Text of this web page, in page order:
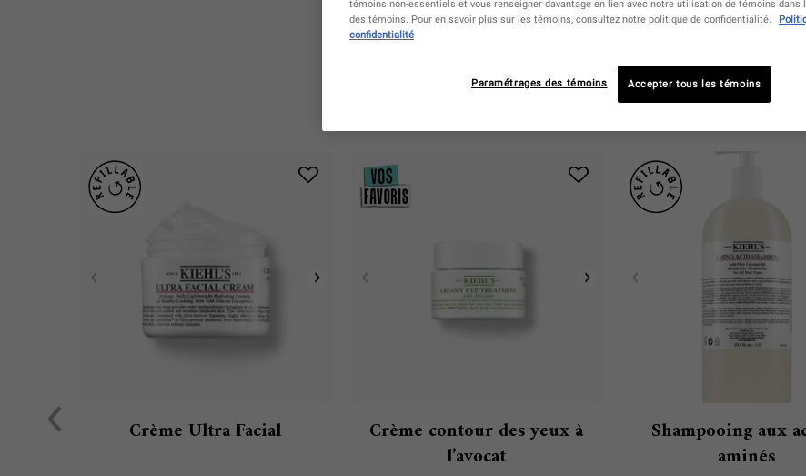
Vous Pouvez Aussi Aimer
Crème Ultra Facial
Crème contour des yeux à
l’avocat
Shampooing aux
aminés
témoins non-essentiels et vous renseigner davantage en lien avec notre utilisation de témoins dans
des témoins. Pour en savoir plus sur les témoins, consultez notre politique de confidentialité.
confidentialité
Accepter tous les témoins
Paramétrages des témoins